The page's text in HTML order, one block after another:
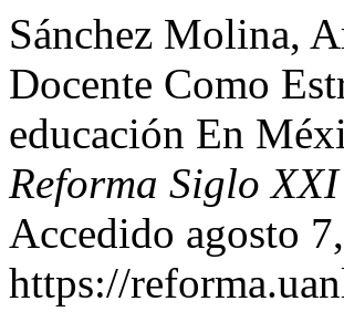
Sánchez Molina,
Docente Como
educación En
Reforma Siglo XXI
Accedido agosto
https://